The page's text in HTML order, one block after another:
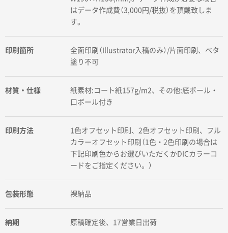
はデータ作成費（3,000円/税抜）を頂戴致しま
す。
印刷箇所
全面印刷（Illustrator入稿のみ）/片面印刷、ベタ
塗り不可
材質・仕様
紙素材:コート紙157g/m2、その他:底ボール・
口ボール付き
印刷方法
1色オフセット印刷、2色オフセット印刷、フル
カラーオフセット印刷（1色・2色印刷の場合は
下記印刷色からお選びいただくかDICカラーコ
ードをご指定ください。）
包装形態 裸納品
納期 原稿確定後、17営業日出荷